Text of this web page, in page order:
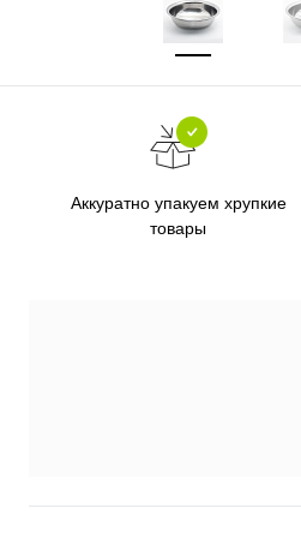
Аккуратно упакуем хрупкие
товары